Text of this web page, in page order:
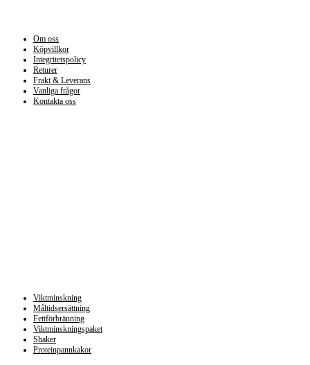
Om oss
Köpvillkor
Integritetspolicy
Returer
Frakt & Leverans
Vanliga frågor
Kontakta oss
Viktminskning
Måltidsersättning
Fettförbränning
Viktminskningspaket
Shaker
Proteinpannkakor